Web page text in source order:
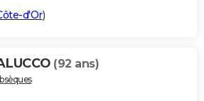
d'Or)
(92 ans)